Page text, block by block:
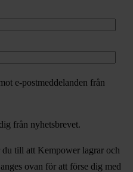
e-postmeddelanden från
från nyhetsbrevet.
du till att Kempower lagrar och
ovan för att förse dig med